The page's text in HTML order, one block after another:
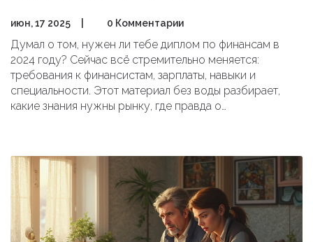
июн, 17 2025 0 Комментарии
Думал о том, нужен ли тебе диплом по финансам в
2024 году? Сейчас всё стремительно меняется:
требования к финансистам, зарплаты, навыки и
специальности. Этот материал без воды разбирает,
какие знания нужны рынку, где правда о
обучения, чтобы не потерять время и деньги.